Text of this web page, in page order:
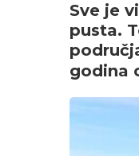
Sve je
pusta.
godina